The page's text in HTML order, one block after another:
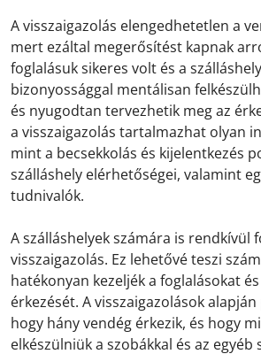
A visszaigazolás elengedhetetlen a
mert ezáltal megerősítést kapnak
foglalásuk sikeres volt és a
bizonyossággal mentálisan
és nyugodtan tervezhetik meg az
a visszaigazolás tartalmazhat olyan
mint a becsekkolás és kijelentkezés
szálláshely elérhetőségei, valamint
tudnivalók.
A szálláshelyek számára is rendkívül
visszaigazolás. Ez lehetővé teszi
hatékonyan kezeljék a foglalásokat
érkezését. A visszaigazolások
hogy hány vendég érkezik, és hogy
elkészülniük a szobákkal és az egyéb